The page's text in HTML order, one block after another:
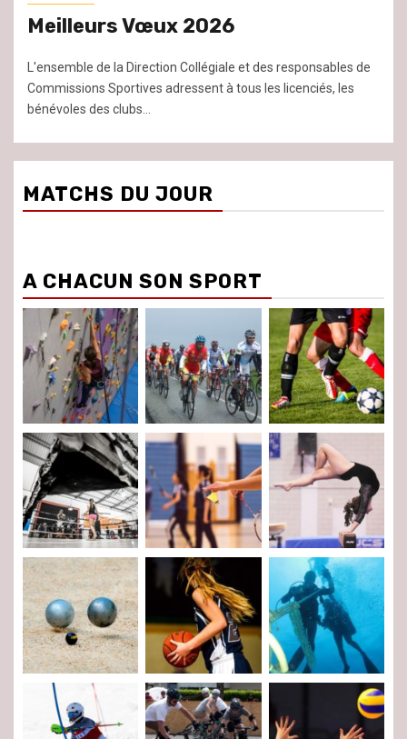
Meilleurs Vœux 2026
L'ensemble de la Direction Collégiale et des responsables de
Commissions Sportives adressent à tous les licenciés, les
bénévoles des clubs...
MATCHS DU JOUR
A CHACUN SON SPORT